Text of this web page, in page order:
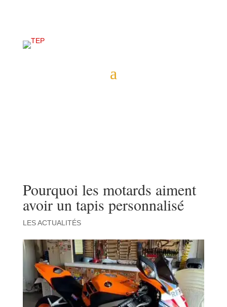
Pourquoi les motards aiment
avoir un tapis personnalisé
LES ACTUALITÉS